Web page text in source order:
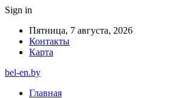
Sign in
Пятница, 7 августа, 2026
Контакты
Карта
bel-en.by
Главная